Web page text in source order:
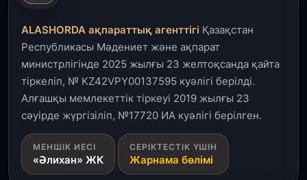
31 шілде, 2026
Ақмола облысындағы кездесуде кәсіпкерлер мен
ұстаздар «Әділет» партиясына өз ұсыныстарын
айтты
31 шілде, 2026
ҚР Президенті Орталық Азия елдеріне
ұзақмерзімді ынтымақтастық жоспарын әзірлеуді
ұсынды
ALASHORDA ақпараттық агенттігі Қазақстан
Республикасы Мәдениет және ақпарат
министрлігінде 2025 жылғы 23 желтоқсанда қайта
тіркеліп, № KZ42VPY00137595 куәлігі берілді.
Алғашқы мемлекеттік тіркеуі 2019 жылғы 23
сәуірде жүргізіліп, №17720 ИА куәлігі берілген.
МЕНШІК ИЕСІ
«Әлихан» ЖК
СЕРІКТЕСТІК ҮШІН
Жарнама бөлімі